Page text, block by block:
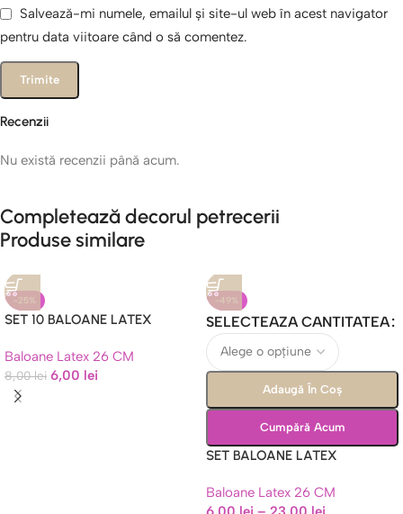
Recenzii
Nu există recenzii până acum.
Salvează-mi numele, emailul și site-ul web în acest navigator
pentru data viitoare când o să comentez.
Completează decorul petrecerii
Produse similare
-25%
SET 10 BALOANE LATEX
Baloane Latex 26 CM
8,00lei 6,00 lei
-49%
SELECTEAZA CANTITATEA
Adaugă În Coș
Cumpără Acum
SET BALOANE LATEX
Baloane Latex 26 CM